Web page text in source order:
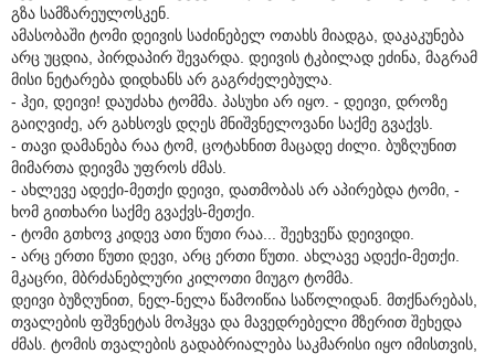
გზა სამზარეულოსკენ.
ამასობაში ტომი დეივის საძინებელ ოთახს მიადგა, დაკაკუნება
არც უცდია, პირდაპირ შევარდა. დეივის ტკბილად ეძინა, მაგრამ
მისი ნეტარება დიდხანს არ გაგრძელებულა.
- ჰეი, დეივი! დაუძახა ტომმა. პასუხი არ იყო. - დეივი, დროზე
გაიღვიძე, არ გახსოვს დღეს მნიშვნელოვანი საქმე გვაქვს.
- თავი დამანება რაა ტომ, ცოტახნით მაცადე ძილი. ბუზღუნით
მიმართა დეივმა უფროს ძმას.
- ახლევე ადექი-მეთქი დეივი, დათმობას არ აპირებდა ტომი, -
ხომ გითხარი საქმე გვაქვს-მეთქი.
- ტომი გთხოვ კიდევ ათი წუთი რაა... შეეხვეწა დეივიდი.
- არც ერთი წუთი დევი, არც ერთი წუთი. ახლავე ადექი-მეთქი.
მკაცრი, მბრძანებლური კილოთი მიუგო ტომმა.
დეივი ბუზღუნით, ნელ-ნელა წამოიწია საწოლიდან. მთქნარებას,
თვალების ფშვნეტას მოჰყვა და მავედრებელი მზერით შეხედა
ძმას. ტომის თვალების გადაბრიალება საკმარისი იყო იმისთვის,